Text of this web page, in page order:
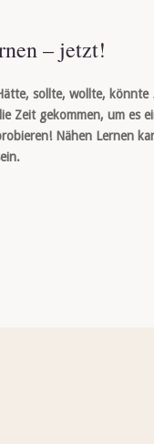
– jetzt!
sollte, wollte,
Zeit gekommen, um es
Nähen Lernen